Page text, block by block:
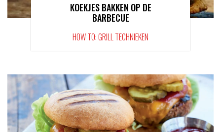
KOEKJES BAKKEN OP DE
BARBECUE
HOW TO: GRILL TECHNIEKEN